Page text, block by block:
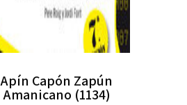
Apín Capón Zapún
Amanicano (1134)